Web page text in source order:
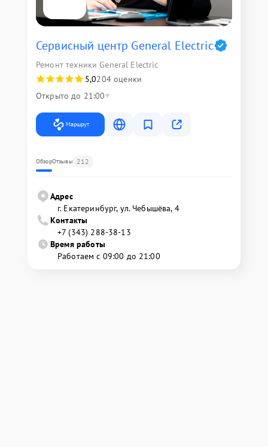
Сервисный центр General Electric
Ремонт техники General Electric
5,0204 оценки
Открыто до 21:00
Маршрут
ОбзорОтзывы 212
Адрес
г. Екатеринбург, ул. Чебышёва, 4
Контакты
+7 (343) 288-38-13
Время работы
Работаем с 09:00 до 21:00